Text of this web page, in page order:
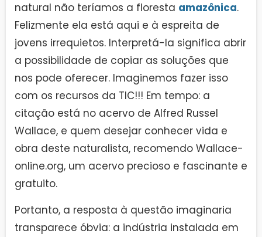
natural não teríamos a floresta amazônica.
Felizmente ela está aqui e à espreita de
jovens irrequietos. Interpretá-la significa abrir
a possibilidade de copiar as soluções que
nos pode oferecer. Imaginemos fazer isso
com os recursos da TIC!!! Em tempo: a
citação está no acervo de Alfred Russel
Wallace, e quem desejar conhecer vida e
obra deste naturalista, recomendo Wallace-
online.org, um acervo precioso e fascinante e
gratuito.
Portanto, a resposta à questão imaginaria
transparece óbvia: a indústria instalada em